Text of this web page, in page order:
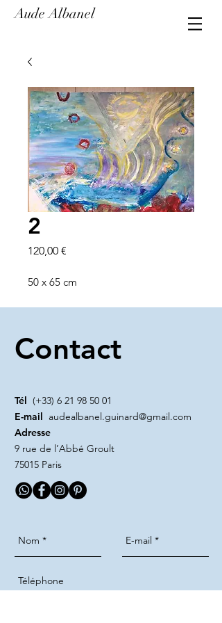
Aude Albanel
2
120,00 €
50 x 65 cm
Contact
Tél (+33) 6 21 98 50 01
E-mail audealbanel.guinard@gmail.com
Adresse
9 rue de l’Abbé Groult
75015 Paris